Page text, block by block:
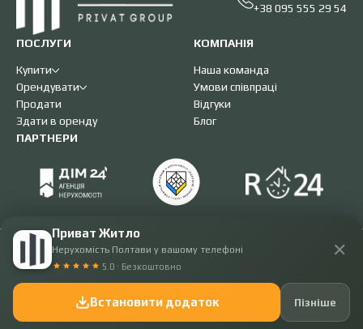
Приват Житло
Нерухомість Полтави у вашому телефоні
5.0 · Безкоштовно
✕
Встановити додаток Пізніше
+38 095 555 29 54
ПОСЛУГИ
Купити
Орендувати
Продати
Здати в оренду
КОМПАНІЯ
Наша команда
Умови співпраці
Відгуки
Блог
ПАРТНЕРИ
Приват житло